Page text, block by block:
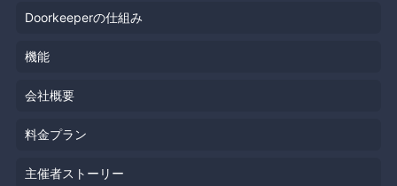
Doorkeeperの仕組み
機能
会社概要
料金プラン
主催者ストーリー